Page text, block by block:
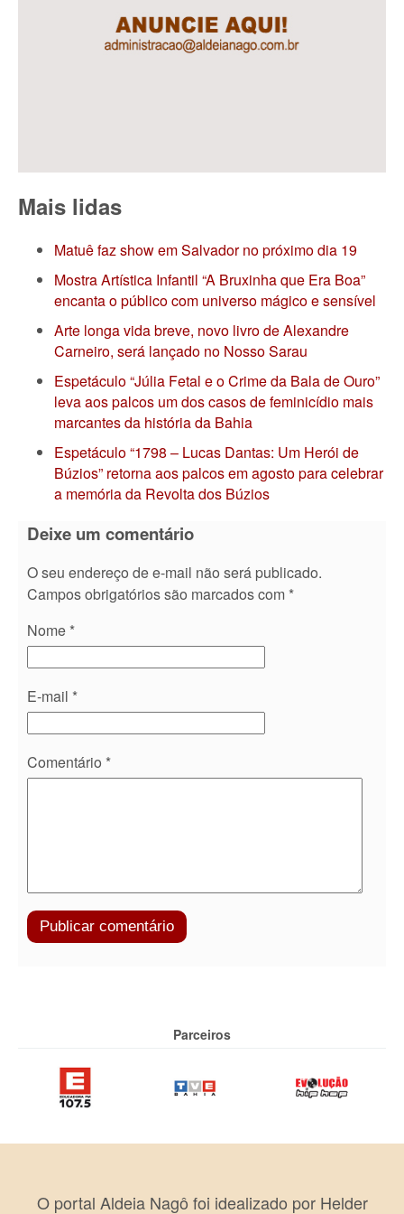
Mais lidas
Matuê faz show em Salvador no próximo dia 19
Mostra Artística Infantil “A Bruxinha que Era Boa”
encanta o público com universo mágico e sensível
Arte longa vida breve, novo livro de Alexandre
Carneiro, será lançado no Nosso Sarau
Espetáculo “Júlia Fetal e o Crime da Bala de Ouro”
leva aos palcos um dos casos de feminicídio mais
marcantes da história da Bahia
Espetáculo “1798 – Lucas Dantas: Um Herói de
Búzios” retorna aos palcos em agosto para celebrar
a memória da Revolta dos Búzios
Deixe um comentário
O seu endereço de e-mail não será publicado.
Campos obrigatórios são marcados com *
Nome *
E-mail *
Comentário *
Parceiros
O portal Aldeia Nagô foi idealizado por Helder